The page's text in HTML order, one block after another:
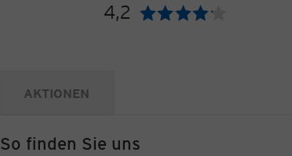
4,2 Bewertung:
AKTIONEN
So finden Sie uns